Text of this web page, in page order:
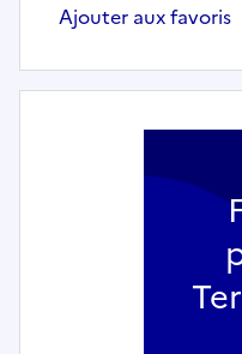
Ajouter aux favoris